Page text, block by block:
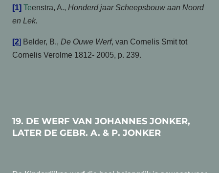
[1] Teenstra, A., Honderd jaar Scheepsbouw aan Noord
en Lek.
[2] Belder, B., De Ouwe Werf, van Cornelis Smit tot
Cornelis Verolme 1812- 2005, p. 239.
19. DE WERF VAN JOHANNES JONKER,
LATER DE GEBR. A. & P. JONKER